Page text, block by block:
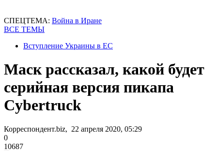
СПЕЦТЕМА: Война в Иране
ВСЕ ТЕМЫ
Вступление Украины в ЕС
Маск рассказал, какой будет
серийная версия пикапа
Cybertruck
Корреспондент.biz, 22 апреля 2020, 05:29
0
10687